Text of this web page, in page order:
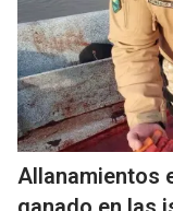
Allanamientos